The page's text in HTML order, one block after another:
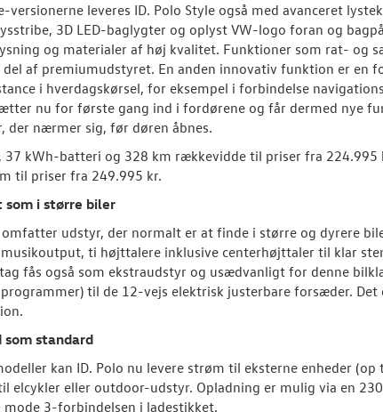
leveres ID. Polo Style også med avanceret
3D LED-baglygter og oplyst VW-logo foran og
og materialer af høj kvalitet. Funktioner som rat- og
af premiumudstyret. En anden innovativ funktion er en
i hverdagskørsel, for eksempel i forbindelse
nu for første gang ind i fordørene og får dermed nye
der nærmer sig, før døren åbnes.
37 kWh-batteri og 328 km rækkevidde til priser fra 224.995
til priser fra 249.995 kr.
som i større biler
udstyr, der normalt er at finde i større og dyrere
ti højttalere inklusive centerhøjttaler til klar
fås også som ekstraudstyr og usædvanligt for denne
til de 12-vejs elektrisk justerbare forsæder.
standard
kan ID. Polo nu levere strøm til eksterne enheder
elcykler eller outdoor-udstyr. Opladning er mulig via en
mode 3-forbindelsen i ladestikket.